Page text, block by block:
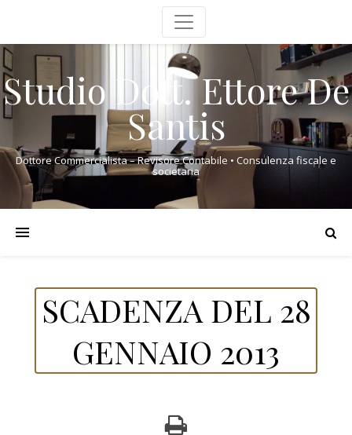
Studio Dott. Ettore De
Santis
Dottore Commercialista – Revisore Contabile • Consulenza fiscale e
societaria
SCADENZA DEL 28
GENNAIO 2013